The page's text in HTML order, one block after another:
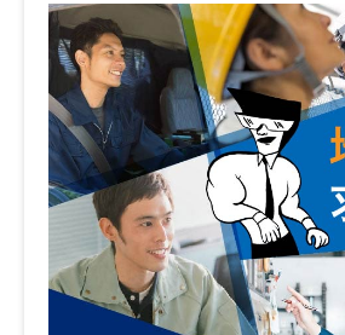
学歴
高卒以上
免許・資格
不問
就業時間
①06:50～15:00（日勤）